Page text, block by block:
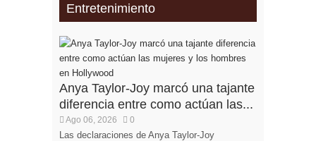
Entretenimiento
Anya Taylor-Joy marcó una tajante
diferencia entre como actúan las...
Ago 06, 2026 0
Las declaraciones de Anya Taylor-Joy